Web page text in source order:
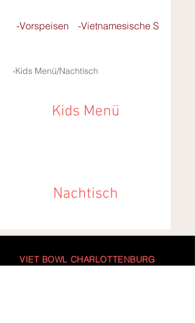
-Vorspeisen -Vietnamesische Salate
›Kids Menü/Nachtisch
Kids Menü
Nachtisch
VIET BOWL CHARLOTTENBURG